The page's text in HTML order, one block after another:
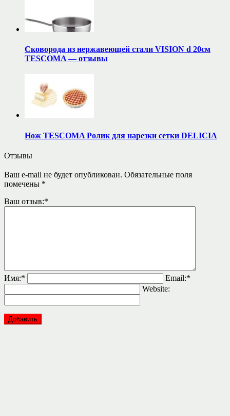
Сковорода из нержавеющей стали VISION d 20см
TESCOMA — отзывы
Нож TESCOMA Ролик для нарезки сетки DELICIA
Отзывы
Ваш e-mail не будет опубликован. Обязательные поля
помечены *
Ваш отзыв:*
Имя:* Email:*
Website: